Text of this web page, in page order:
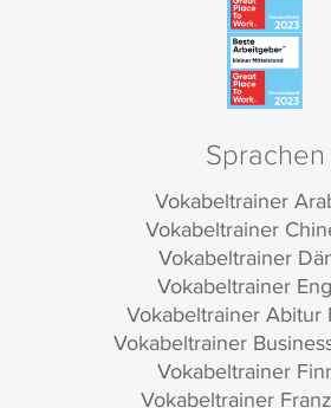
Sprachen
Vokabeltrainer
Vokabeltrainer
Vokabeltrainer
Vokabeltrainer
Vokabeltrainer Abitur
Vokabeltrainer
Vokabeltrainer
Vokabeltrainer